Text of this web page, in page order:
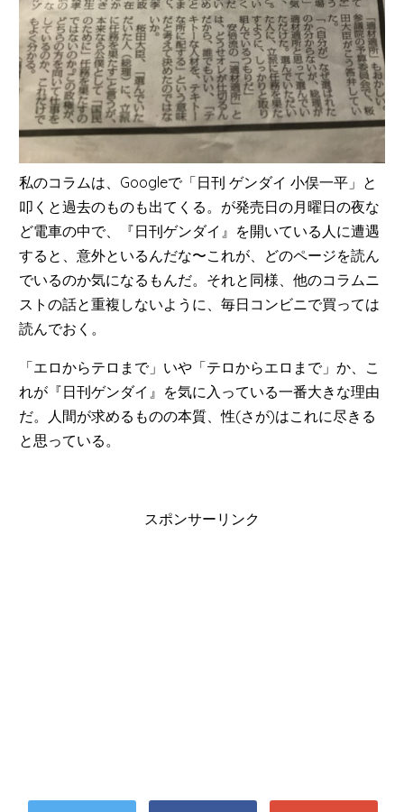
私のコラムは、Googleで「日刊 ゲンダイ 小俣一平」と
叩くと過去のものも出てくる。が発売日の月曜日の夜な
ど電車の中で、『日刊ゲンダイ』を開いている人に遭遇
すると、意外といるんだな〜これが、どのページを読ん
でいるのか気になるもんだ。それと同様、他のコラムニ
ストの話と重複しないように、毎日コンビニで買っては
読んでおく。
「エロからテロまで」いや「テロからエロまで」か、こ
れが『日刊ゲンダイ』を気に入っている一番大きな理由
だ。人間が求めるものの本質、性(さが)はこれに尽きる
と思っている。
スポンサーリンク